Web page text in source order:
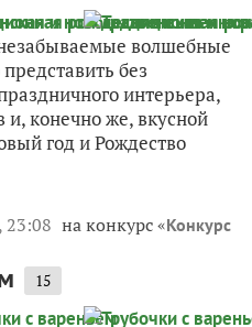
волшебные
без
интерьера,
конечно же, вкусной
год и Рождество
23:08 на конкурс «Конкурс
15